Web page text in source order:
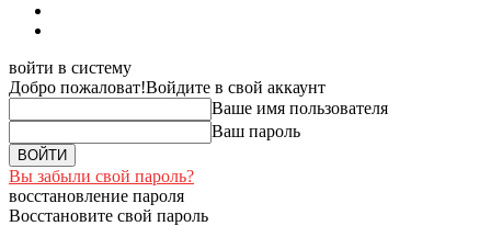
войти в систему
Добро пожаловат!Войдите в свой аккаунт
Ваше имя пользователя
Ваш пароль
Вы забыли свой пароль?
восстановление пароля
Восстановите свой пароль